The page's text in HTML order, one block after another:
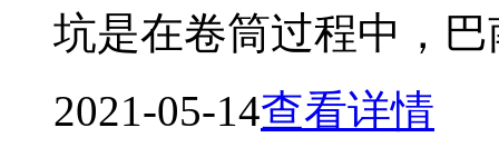
坑是在卷筒过程中，
2021-05-14查看详情